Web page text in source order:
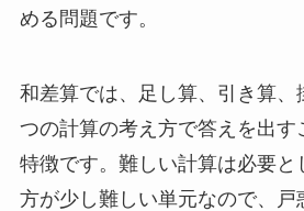
める問題です。
和差算では、足し算、引き算、
つの計算の考え方で答えを出す
特徴です。難しい計算は必要と
方が少し難しい単元なので、戸